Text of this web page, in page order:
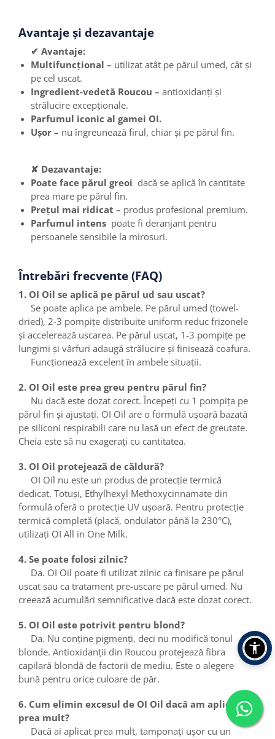
Avantaje și dezavantaje
✔ Avantaje:
Multifuncțional – utilizat atât pe părul umed, cât și
pe cel uscat.
Ingredient-vedetă Roucou – antioxidanți și
strălucire excepționale.
Parfumul iconic al gamei OI.
Ușor – nu îngreunează firul, chiar și pe părul fin.
✘ Dezavantaje:
Poate face părul greoi dacă se aplică în cantitate
prea mare pe părul fin.
Prețul mai ridicat – produs profesional premium.
Parfumul intens poate fi deranjant pentru
persoanele sensibile la mirosuri.
Întrebări frecvente (FAQ)
1. OI Oil se aplică pe părul ud sau uscat?
Se poate aplica pe ambele. Pe părul umed (towel-
dried), 2-3 pompițe distribuite uniform reduc frizonele
și accelerează uscarea. Pe părul uscat, 1-3 pompițe pe
lungimi și vârfuri adaugă strălucire și finisează coafura.
Funcționează excelent în ambele situații.
2. OI Oil este prea greu pentru părul fin?
Nu dacă este dozat corect. Începeți cu 1 pompița pe
părul fin și ajustați. OI Oil are o formulă ușoară bazată
pe siliconi respirabili care nu lasă un efect de greutate.
Cheia este să nu exagerați cu cantitatea.
3. OI Oil protejează de căldură?
OI Oil nu este un produs de protecție termică
dedicat. Totuși, Ethylhexyl Methoxycinnamate din
formulă oferă o protecție UV ușoară. Pentru protecție
termică completă (placă, ondulator până la 230°C),
utilizați OI All in One Milk.
4. Se poate folosi zilnic?
Da. OI Oil poate fi utilizat zilnic ca finisare pe părul
uscat sau ca tratament pre-uscare pe părul umed. Nu
creează acumulări semnificative dacă este dozat corect.
5. OI Oil este potrivit pentru blond?
Da. Nu conține pigmenți, deci nu modifică tonul
blonde. Antioxidanții din Roucou protejează fibra
capilară blondă de factorii de mediu. Este o alegere
bună pentru orice culoare de păr.
6. Cum elimin excesul de OI Oil dacă am aplicat
prea mult?
Dacă ai aplicat prea mult, tamponați ușor cu un